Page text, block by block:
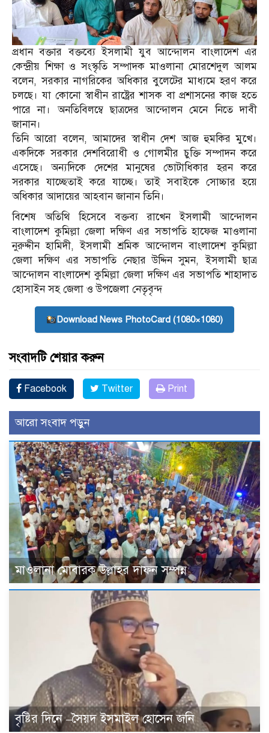
প্রধান বক্তার বক্ত‌ব্যে ইসলামী যুব আন্দোলন বাংলাদেশ এর
কেন্দ্রীয় শিক্ষা ও সংস্কৃতি সম্পাদক মাওলানা মোরশেদুল আলম
বলেন, সরকার নাগরিকের অধিকার বুলেটের মাধ্যমে হরণ করে
চলছে। যা কোনো স্বাধীন রাষ্ট্রের শাসক বা প্রশাসনের কাজ হতে
পারে না। অনতিবিলম্বে ছাত্রদের আন্দোলন মেনে নিতে দাবী
জানান।
তি‌নি আ‌রো ব‌লেন, আমাদের স্বাধীন দেশ আজ হুমকির মুখে।
একদিকে সরকার দেশবিরোধী ও গোলমীর চুক্তি সম্পাদন করে
এসেছে। অন্যদিকে দেশের মানুষের ভোটাধিকার হরন করে
সরকার যাচ্ছেতাই করে যাচ্ছে। তাই সবাইকে সোচ্চার হয়ে
অধিকার আদায়ের আহবান জানান তিনি।
বিশেষ অতিথি হিসেবে বক্তব্য রা‌খেন ইসলামী আন্দোলন
বাংলাদেশ কুমিল্লা জেলা দক্ষিণ এর সভাপতি হাফেজ মাওলানা
নুরুদ্দীন হামিদী, ইসলামী শ্রমিক আন্দোলন বাংলাদেশ কুমিল্লা
জেলা দক্ষিণ এর সভাপতি নেছার উদ্দিন সুমন, ইসলামী ছাত্র
আন্দোলন বাংলাদেশ কুমিল্লা জেলা দক্ষিণ এর সভাপতি শাহাদাত
হোসাইন সহ জেলা ও উপজেলা নেতৃবৃন্দ
Download News PhotoCard (1080×1080)
সংবাদটি শেয়ার করুন
Facebook Twitter Print
আরো সংবাদ পড়ুন
মাওলানা মোবারক উল্লাহর দাফন সম্পন্ন
বৃষ্টির দিনে –সৈয়দ ইসমাইল হোসেন জনি